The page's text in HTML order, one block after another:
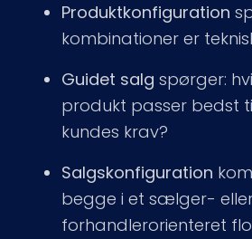
Produktkonfiguration
kombinationer er
Guidet salg spørger:
produkt passer bedst
kundes krav?
Salgskonfiguration
begge i et sælger-
forhandlerorienteret